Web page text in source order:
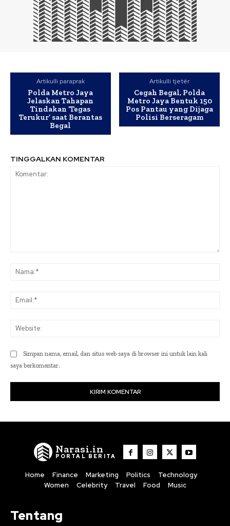
Artikulli paraprak
Polda Metro Jaya
Jelaskan Tahapan
Tindakan ‘Tegas
Terukur’ saat Berantas
Begal
Artikulli tjetër
Cegah Begal, Polda
Metro Jaya Bentuk 150
Pos Pantau yang Dijaga
Polisi Berseragam
TINGGALKAN KOMENTAR
Simpan nama, email, dan situs web saya di browser ini untuk lain kali
saya berkomentar.
Narasi.in
PORTAL BERITA
Home Finance Marketing Politics
Technology
Women
Celebrity Travel Food Music
Tentang